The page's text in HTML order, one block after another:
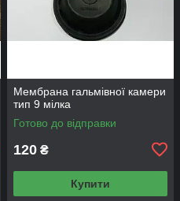
Мембрана гальмівної камери
тип 9 мілка
Готово до відправки
120 ₴
Купити